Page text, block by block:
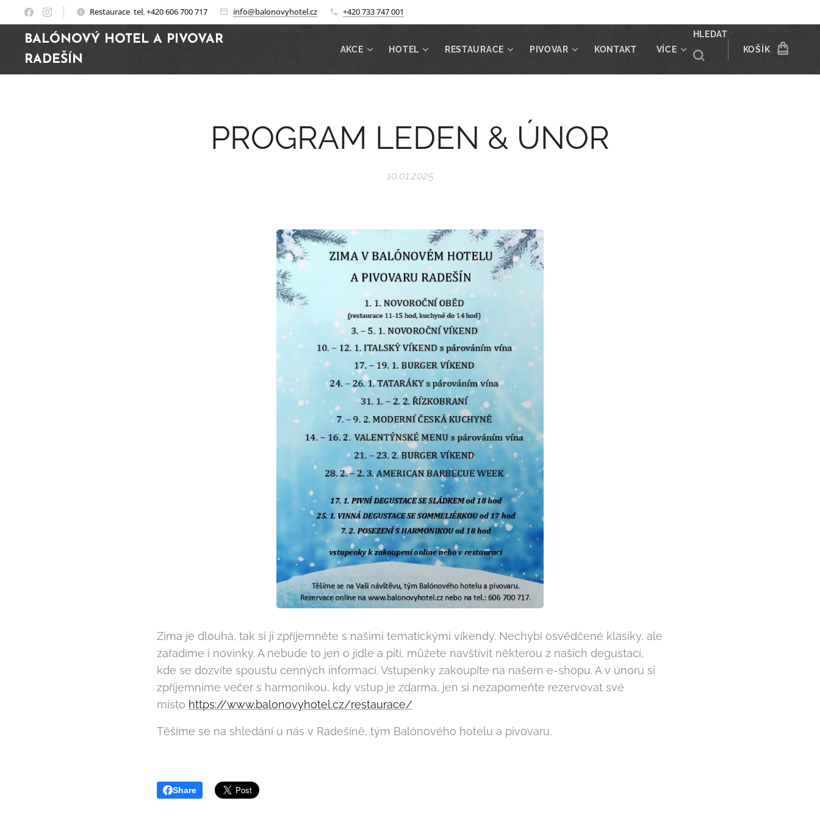
Restaurace tel. +420 606 700 717 info@balonovyhotel.cz +420 733 747 001
BALÓNOVÝ HOTEL A PIVOVAR
RADEŠÍN
AKCE HOTEL RESTAURACE PIVOVAR KONTAKT VÍCE
HLEDAT
KOŠÍK
PROGRAM LEDEN & ÚNOR
10.01.2025
Zima je dlouhá, tak si ji zpříjemněte s našimi tematickými víkendy. Nechybí osvědčené klasiky, ale
zařadíme i novinky. A nebude to jen o jídle a pití, můžete navštívit některou z našich degustací,
kde se dozvíte spoustu cenných informací. Vstupenky zakoupíte na našem e-shopu. A v únoru si
zpříjemníme večer s harmonikou, kdy vstup je zdarma, jen si nezapomeňte rezervovat své
místo https://www.balonovyhotel.cz/restaurace/
Těšíme se na shledání u nás v Radešíně, tým Balónového hotelu a pivovaru.
Share